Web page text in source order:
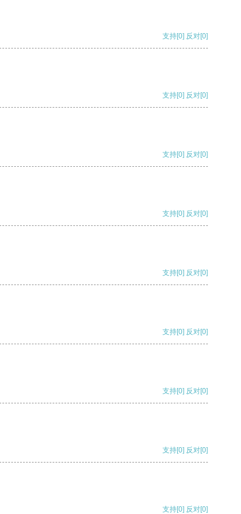
支持[0] 反对[0]
支持[0] 反对[0]
支持[0] 反对[0]
支持[0] 反对[0]
支持[0] 反对[0]
支持[0] 反对[0]
支持[0] 反对[0]
支持[0] 反对[0]
支持[0] 反对[0]